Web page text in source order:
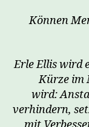
Können
Erle Ellis wird
Kürze im
wird:
verhindern,